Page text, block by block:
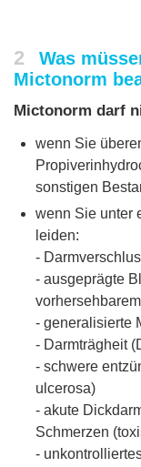
2
Was
Mictonorm
Mictonorm darf
wenn Sie
sonstigen
wenn Sie unter
leiden:
-
- ausgeprägte
- generalisierte
- Darmträgheit
- schwere
ulcerosa)
- akute
Schmerzen
-